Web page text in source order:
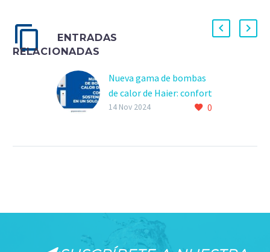
ENTRADAS
RELACIONADAS
Nueva gama de bombas
de calor de Haier: confort
y sostenibilidad en un
0
14 Nov 2024